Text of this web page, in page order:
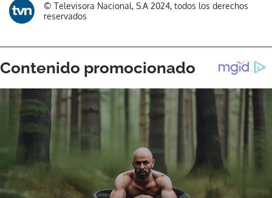
© Televisora Nacional, S.A 2024, todos los derechos
reservados